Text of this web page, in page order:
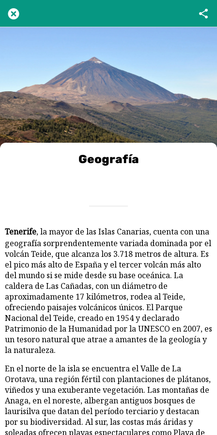
Geografía
Tenerife, la mayor de las Islas Canarias, cuenta con una
geografía sorprendentemente variada dominada por el
volcán Teide, que alcanza los 3.718 metros de altura. Es
el pico más alto de España y el tercer volcán más alto
del mundo si se mide desde su base oceánica. La
caldera de Las Cañadas, con un diámetro de
aproximadamente 17 kilómetros, rodea al Teide,
ofreciendo paisajes volcánicos únicos. El Parque
Nacional del Teide, creado en 1954 y declarado
Patrimonio de la Humanidad por la UNESCO en 2007, es
un tesoro natural que atrae a amantes de la geología y
la naturaleza.
En el norte de la isla se encuentra el Valle de La
Orotava, una región fértil con plantaciones de plátanos,
viñedos y una exuberante vegetación. Las montañas de
Anaga, en el noreste, albergan antiguos bosques de
laurisilva que datan del período terciario y destacan
por su biodiversidad. Al sur, las costas más áridas y
soleadas ofrecen playas espectaculares como Playa de